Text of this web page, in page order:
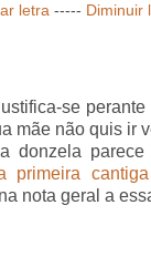
letra ----- Diminuir
se
mãe não quis ir
donzela
primeira cantiga
nota geral a